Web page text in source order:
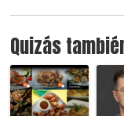
Quizás